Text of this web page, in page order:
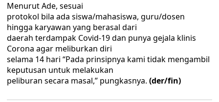
Menurut Ade, sesuai
protokol bila ada siswa/mahasiswa, guru/dosen
hingga karyawan yang berasal dari
daerah terdampak Covid-19 dan punya gejala klinis
Corona agar meliburkan diri
selama 14 hari “Pada prinsipnya kami tidak mengambil
keputusan untuk melakukan
peliburan secara masal,” pungkasnya. (der/fin)